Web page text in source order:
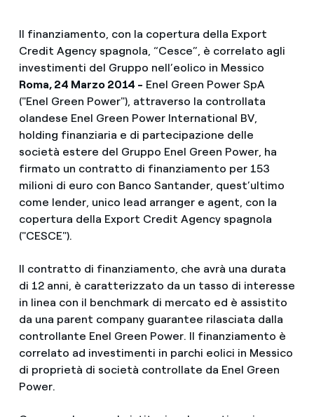
Il finanziamento, con la copertura della Export
Credit Agency spagnola, “Cesce”, è correlato agli
investimenti del Gruppo nell’eolico in Messico
Roma, 24 Marzo 2014 - Enel Green Power SpA
("Enel Green Power"), attraverso la controllata
olandese Enel Green Power International BV,
holding finanziaria e di partecipazione delle
società estere del Gruppo Enel Green Power, ha
firmato un contratto di finanziamento per 153
milioni di euro con Banco Santander, quest’ultimo
come lender, unico lead arranger e agent, con la
copertura della Export Credit Agency spagnola
("CESCE").
Il contratto di finanziamento, che avrà una durata
di 12 anni, è caratterizzato da un tasso di interesse
in linea con il benchmark di mercato ed è assistito
da una parent company guarantee rilasciata dalla
controllante Enel Green Power. Il finanziamento è
correlato ad investimenti in parchi eolici in Messico
di proprietà di società controllate da Enel Green
Power.